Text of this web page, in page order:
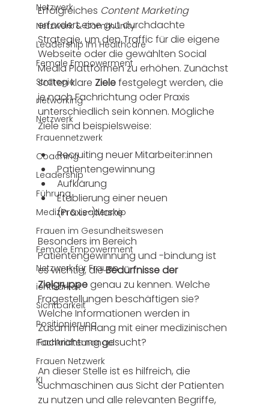
Netzwerk
Netzwerk & Community
Leadership im Healthcare
Female Empowerment
Strategie
networking
Netzwerk
Frauennetzwerk
Coaching
Leadership
Führung
Medizin & Leadership
Frauen im Gesundheitswesen
Female Empowerment
Netzwerk für Frauen
ichtbarkeit
Sichtbarkeit
Positionierung
Fachkräftemangel
Frauen Netzwerk
KI
Erfolgreiches Content Marketing
erfordert eine gut durchdachte
Strategie, um den Traffic für die eigene
Webseite oder die gewählten Social
Media Plattformen zu erhöhen. Zunächst
sollten klare Ziele festgelegt werden, die
je nach Fachrichtung oder Praxis
unterschiedlich sein können. Mögliche
Ziele sind beispielsweise:
Recruiting neuer Mitarbeiter:innen
Patientengewinnung
Aufklärung
Etablierung einer neuen
(Praxis-)Marke
Besonders im Bereich
Patientengewinnung und -bindung ist
es wichtig, die Bedürfnisse der
Zielgruppe genau zu kennen. Welche
Fragestellungen beschäftigen sie?
Welche Informationen werden in
Zusammenhang mit einer medizinischen
Fachrichtung gesucht?
An dieser Stelle ist es hilfreich, die
Suchmaschinen aus Sicht der Patienten
zu nutzen und alle relevanten Begriffe,